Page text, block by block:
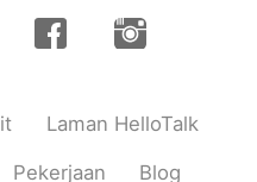
2021.02.25 13:23
はどうやってします
Laman HelloTalk
Pekerjaan Blog